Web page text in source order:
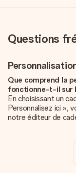
Questions
Que comprend la
fonctionne-t-il sur
En choisissant un
Personnalisez ici »,
notre éditeur de
unique pour ajouter
La